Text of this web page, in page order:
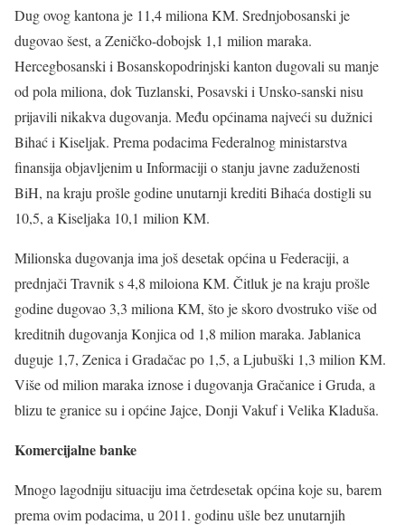
Dug ovog kantona je 11,4 miliona KM. Srednjobosanski je
dugovao šest, a Zeničko-dobojsk 1,1 milion maraka.
Hercegbosanski i Bosanskopodrinjski kanton dugovali su manje
od pola miliona, dok Tuzlanski, Posavski i Unsko-sanski nisu
prijavili nikakva dugovanja. Među općinama najveći su dužnici
Bihać i Kiseljak. Prema podacima Federalnog ministarstva
finansija objavljenim u Informaciji o stanju javne zaduženosti
BiH, na kraju prošle godine unutarnji krediti Bihaća dostigli su
10,5, a Kiseljaka 10,1 milion KM.
Milionska dugovanja ima još desetak općina u Federaciji, a
prednjači Travnik s 4,8 miloiona KM. Čitluk je na kraju prošle
godine dugovao 3,3 miliona KM, što je skoro dvostruko više od
kreditnih dugovanja Konjica od 1,8 milion maraka. Jablanica
duguje 1,7, Zenica i Gradačac po 1,5, a Ljubuški 1,3 milion KM.
Više od milion maraka iznose i dugovanja Gračanice i Gruda, a
blizu te granice su i općine Jajce, Donji Vakuf i Velika Kladuša.
Komercijalne banke
Mnogo lagodniju situaciju ima četrdesetak općina koje su, barem
prema ovim podacima, u 2011. godinu ušle bez unutarnjih